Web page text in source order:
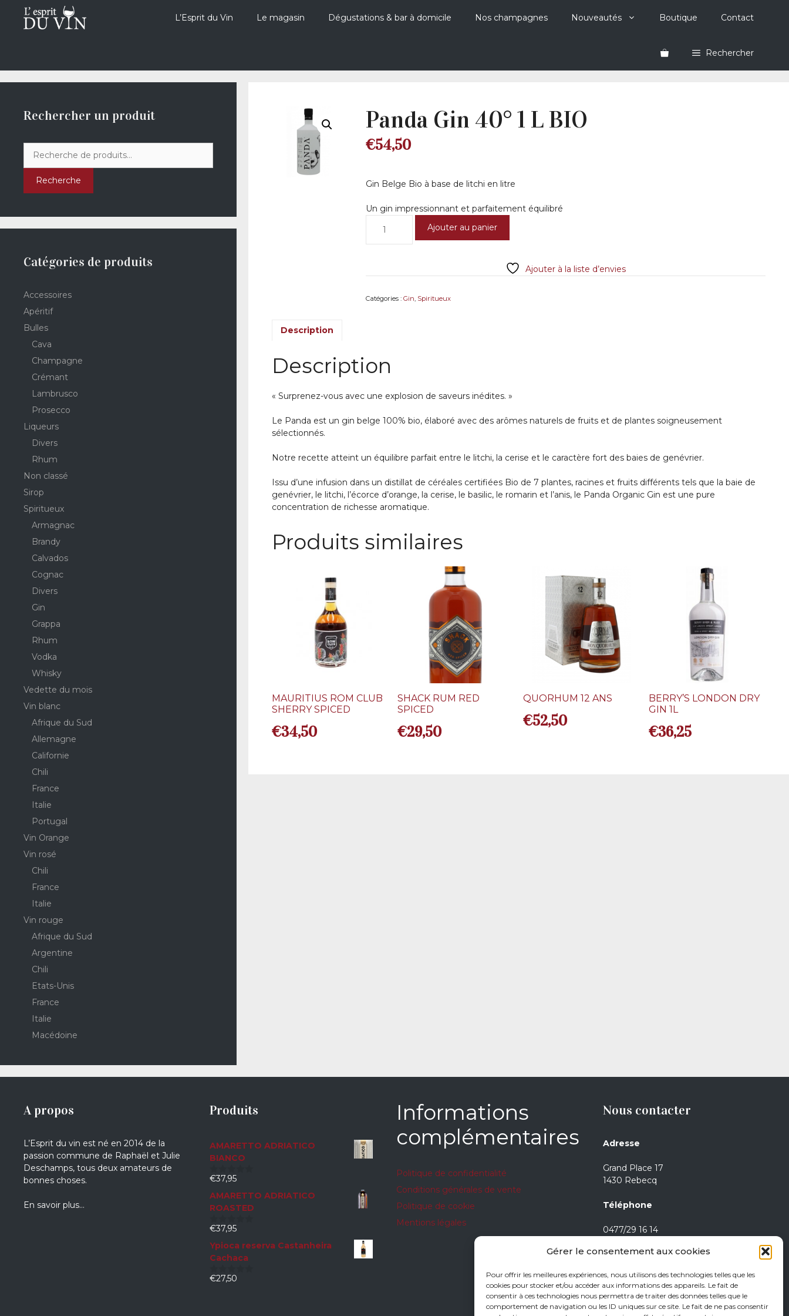
Gérer le consentement aux cookies
Pour offrir les meilleures expériences, nous utilisons des technologies telles que les
cookies pour stocker et/ou accéder aux informations des appareils. Le fait de
consentir à ces technologies nous permettra de traiter des données telles que le
comportement de navigation ou les ID uniques sur ce site. Le fait de ne pas consentir
contenu
L’Esprit du Vin Le magasin Dégustations & bar à domicile Nos champagnes Nouveautés Boutique Contact
Rechercher
Panda Gin 40° 1 L BIO
€54,50
Gin Belge Bio à base de litchi en litre
Un gin impressionnant et parfaitement équilibré
Panda
L
Ajouter au panier
Ajouter à la liste d’envies
Catégories : Gin Spiritueux
Description
Description
« Surprenez-vous avec une explosion de saveurs inédites. »
Le Panda est un gin belge 100% bio, élaboré avec des arômes naturels de fruits et de plantes soigneusement
sélectionnés.
Notre recette atteint un équilibre parfait entre le litchi, la cerise et le caractère fort des baies de genévrier.
Issu d’une infusion dans un distillat de céréales certifiées Bio de 7 plantes, racines et fruits différents tels que la baie de
genévrier, le litchi, l’écorce d’orange, la cerise, le basilic, le romarin et l’anis, le Panda Organic Gin est une pure
concentration de richesse aromatique.
Produits similaires
MAURITIUS ROM CLUB
SHERRY SPICED
€34,50
SHACK RUM RED
SPICED
€29,50
QUORHUM 12 ANS
€52,50
BERRY’S LONDON DRY
GIN 1L
€36,25
Rechercher un produit
pour :
Recherche
Catégories de produits
Accessoires
Apéritif
Bulles
Cava
Champagne
Crémant
Lambrusco
Prosecco
Liqueurs
Divers
Rhum
Non classé
Sirop
Spiritueux
Armagnac
Brandy
Calvados
Cognac
Divers
Gin
Grappa
Rhum
Vodka
Whisky
Vedette du mois
Vin blanc
Afrique du Sud
Allemagne
Californie
Chili
France
Italie
Portugal
Vin Orange
Vin rosé
Chili
France
Italie
Vin rouge
Afrique du Sud
Argentine
Chili
Etats-Unis
France
Italie
Macédoine
A propos
L’Esprit du vin est né en 2014 de la
passion commune de Raphaël et Julie
Deschamps, tous deux amateurs de
bonnes choses.
En savoir plus…
Produits
AMARETTO ADRIATICO
BIANCO
0
5
€37,95
AMARETTO ADRIATICO
ROASTED
0
5
€37,95
Ypioca reserva Castanheira
Cachaca
0
€27,50
Informations
complémentaires
Politique de confidentialité
Conditions générales de vente
Politique de cookie
Mentions légales
Nous contacter
Adresse
Grand Place 17
1430 Rebecq
Téléphone
0477/29 16 14
Jeudi de 15h à 18h
Vendredi de 15h à 18h